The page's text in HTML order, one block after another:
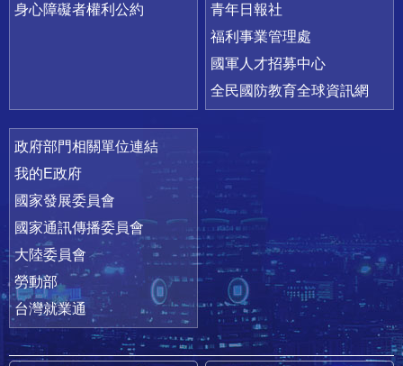
身心障礙者權利公約
青年日報社
福利事業管理處
國軍人才招募中心
全民國防教育全球資訊網
政府部門相關單位連結
我的E政府
國家發展委員會
國家通訊傳播委員會
大陸委員會
勞動部
台灣就業通